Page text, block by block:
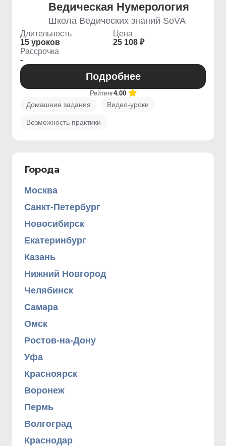
Ведическая Нумерология
Школа Ведических знаний SoVA
Длительность
15 уроков
Цена
25 108 ₽
Рассрочка
-
Подробнее
Рейтинг4.00
Домашние задания Видео-уроки
Возможность практики
Города
Москва
Санкт-Петербург
Новосибирск
Екатеринбург
Казань
Нижний Новгород
Челябинск
Самара
Омск
Ростов-на-Дону
Уфа
Красноярск
Воронеж
Пермь
Волгоград
Краснодар